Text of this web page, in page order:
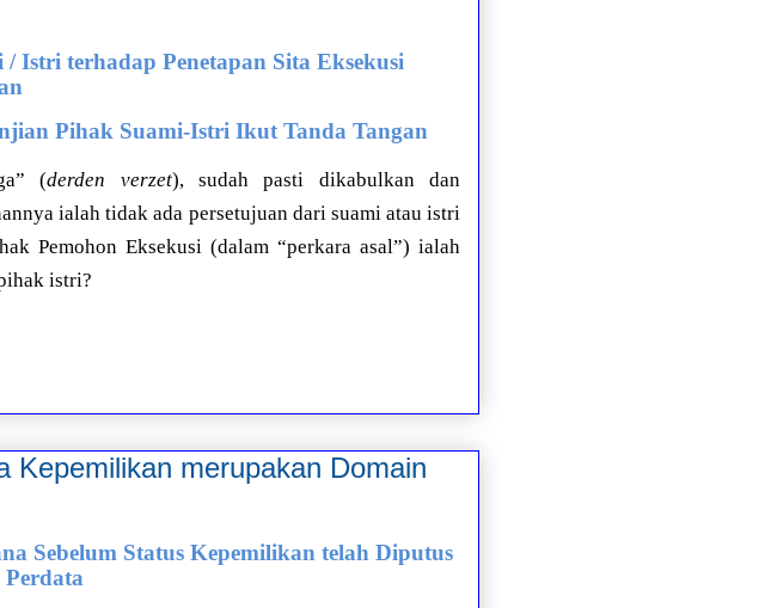
/ Istri terhadap Penetapan Sita Eksekusi
Pihak Suami-Istri Ikut Tanda Tangan
(derden verzet), sudah pasti dikabulkan dan
ialah tidak ada persetujuan dari suami atau istri
Pemohon Eksekusi (dalam “perkara asal”) ialah
istri?
Kepemilikan merupakan Domain
Sebelum Status Kepemilikan telah Diputus